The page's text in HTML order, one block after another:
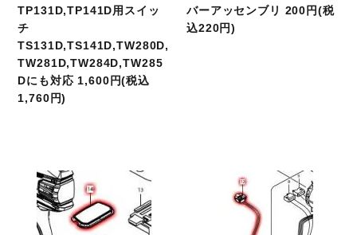
TP131D,TP141D用スイッ
チ
TS131D,TS141D,TW280D,
TW281D,TW284D,TW285
Dにも対応 1,600円(税込
1,760円)
バーアッセンブリ 200円(税
込220円)